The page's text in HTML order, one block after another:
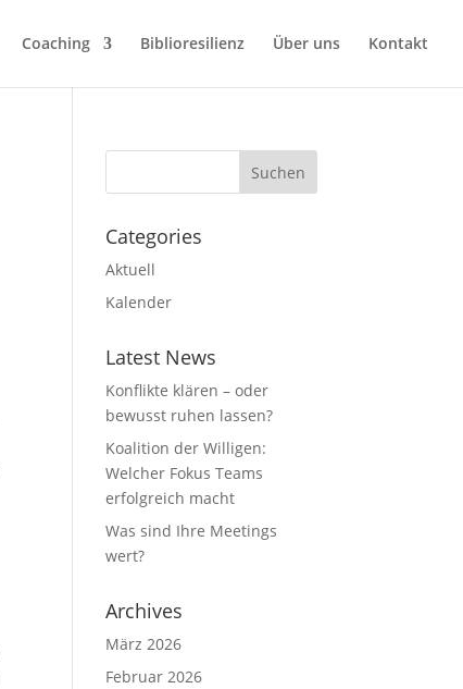
Coaching Biblioresilienz Über uns Kontakt
Categories
Aktuell
Kalender
Latest News
Konflikte klären – oder
bewusst ruhen lassen?
Koalition der Willigen:
Welcher Fokus Teams
erfolgreich macht
Was sind Ihre Meetings
wert?
Archives
März 2026
Februar 2026